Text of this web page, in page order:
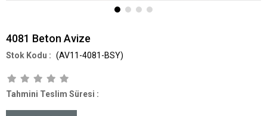
4081 Beton Avize
(AV11-4081-BSY)
Tahmini Teslim Süresi :